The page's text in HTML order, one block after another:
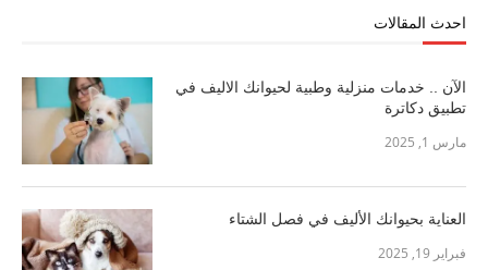
احدث المقالات
الآن .. خدمات منزلية وطبية لحيوانك الاليف في
تطبيق دكاترة
مارس 1, 2025
العناية بحيوانك الأليف في فصل الشتاء
فبراير 19, 2025